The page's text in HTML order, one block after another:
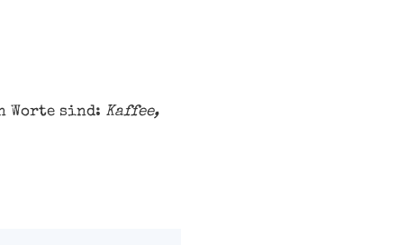
Worte sind: Kaffee,